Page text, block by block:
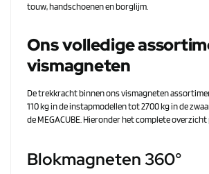
touw, handschoenen en borglijm.
Ons volledige
vismagneten
De trekkracht binnen ons vismagneten
110 kg in de instapmodellen tot 2700 kg in de
de MEGACUBE. Hieronder het complete overzicht
Blokmagneten 360°